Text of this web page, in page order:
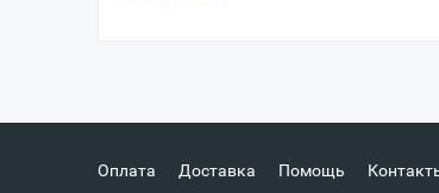
Оплата Доставка Помощь